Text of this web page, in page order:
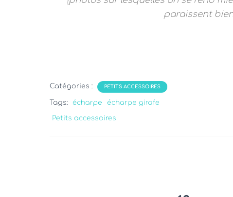
paraissent
Catégories : PETITS ACCESSOIRES
Tags: écharpe écharpe girafe
Petits accessoires